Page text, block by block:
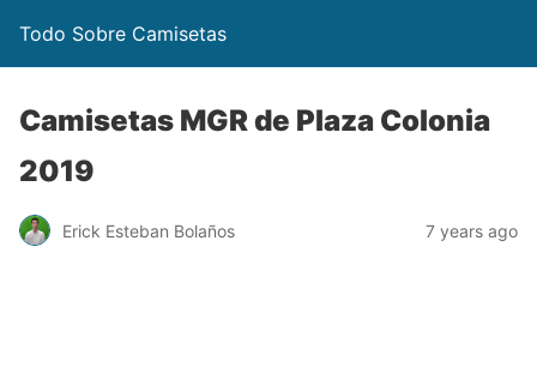
Todo Sobre Camisetas
Camisetas MGR de Plaza Colonia
2019
Erick Esteban Bolaños 7 years ago